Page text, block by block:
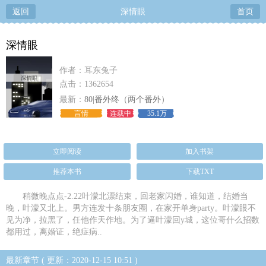
返回 深情眼 首页
深情眼
作者：耳东兔子
点击：1362654
最新： 80|番外终（两个番外）
言情 连载中 35.1万
立即阅读 加入书架
推荐本书 下载TXT
稍微晚点点-2.22叶濛北漂结束，回老家闪婚，谁知道，结婚当
晚，叶濛又北上。男方连发十条朋友圈，在家开单身party。叶濛眼不
见为净，拉黑了，任他作天作地。为了逼叶濛回y城，这位哥什么招数
都用过，离婚证，绝症病..
最新章节 ( 更新：2020-12-15 10:51 )